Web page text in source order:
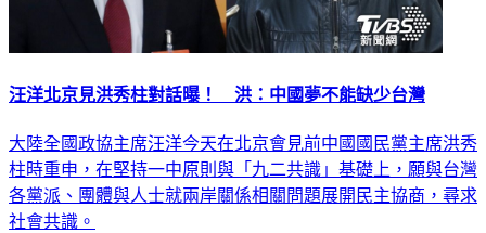
汪洋北京見洪秀柱對話曝！ 洪：中國夢不能缺少台灣
大陸全國政協主席汪洋今天在北京會見前中國國民黨主席洪秀
柱時重申，在堅持一中原則與「九二共識」基礎上，願與台灣
各黨派、團體與人士就兩岸關係相關問題展開民主協商，尋求
社會共識。